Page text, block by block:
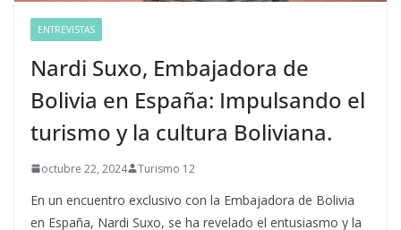
ENTREVISTAS
Nardi Suxo, Embajadora de
Bolivia en España: Impulsando el
turismo y la cultura Boliviana.
octubre 22, 2024 Turismo 12
En un encuentro exclusivo con la Embajadora de Bolivia
en España, Nardi Suxo, se ha revelado el entusiasmo y la